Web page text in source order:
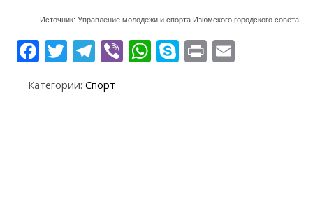
Источник: Управление молодежи и спорта Изюмского городского совета
F
e
T
itt
T
e
Vi W S Pr
Категории: Спорт